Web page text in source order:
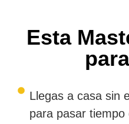
Esta
Llegas a casa sin
para pasar tiempo